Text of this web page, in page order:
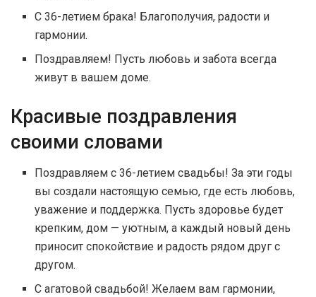
С 36-летием брака! Благополучия, радости и
гармонии.
Поздравляем! Пусть любовь и забота всегда
живут в вашем доме.
Красивые поздравления
своими словами
Поздравляем с 36-летием свадьбы! За эти годы
вы создали настоящую семью, где есть любовь,
уважение и поддержка. Пусть здоровье будет
крепким, дом — уютным, а каждый новый день
приносит спокойствие и радость рядом друг с
другом.
С агатовой свадьбой! Желаем вам гармонии,